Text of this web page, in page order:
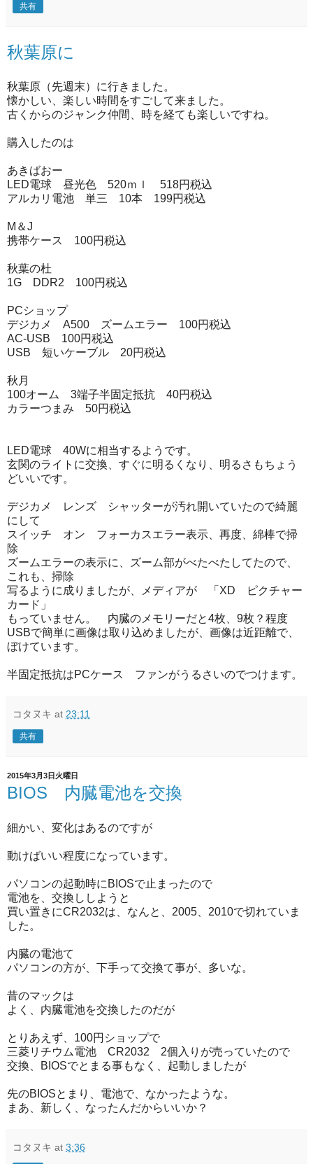
共有
秋葉原に
秋葉原（先週末）に行きました。
懐かしい、楽しい時間をすごして来ました。
古くからのジャンク仲間、時を経ても楽しいですね。
購入したのは
あきばおー
LED電球 昼光色 520ｍｌ 518円税込
アルカリ電池 単三 10本 199円税込
M＆J
携帯ケース 100円税込
秋葉の杜
1G DDR2 100円税込
PCショップ
デジカメ A500 ズームエラー 100円税込
AC-USB 100円税込
USB 短いケーブル 20円税込
秋月
100オーム 3端子半固定抵抗 40円税込
カラーつまみ 50円税込
LED電球 40Wに相当するようです。
玄関のライトに交換、すぐに明るくなり、明るさもちょう
どいいです。
デジカメ レンズ シャッターが汚れ開いていたので綺麗
にして
スイッチ オン フォーカスエラー表示、再度、綿棒で掃
除
ズームエラーの表示に、ズーム部がべたべたしてたので、
これも、掃除
写るように成りましたが、メディアが 「XD ピクチャー
カード」
もっていません。 内臓のメモリーだと4枚、9枚？程度
USBで簡単に画像は取り込めましたが、画像は近距離で、
ぼけています。
半固定抵抗はPCケース ファンがうるさいのでつけます。
コタヌキ at 23:11
共有
2015年3月3日火曜日
BIOS 内臓電池を交換
細かい、変化はあるのですが
動けばいい程度になっています。
パソコンの起動時にBIOSで止まったので
電池を、交換ししようと
買い置きにCR2032は、なんと、2005、2010で切れていま
した。
内臓の電池て
パソコンの方が、下手って交換て事が、多いな。
昔のマックは
よく、内臓電池を交換したのだが
とりあえず、100円ショップで
三菱リチウム電池 CR2032 2個入りが売っていたので
交換、BIOSでとまる事もなく、起動しましたが
先のBIOSとまり、電池で、なかったような。
まあ、新しく、なったんだからいいか？
コタヌキ at 3:36